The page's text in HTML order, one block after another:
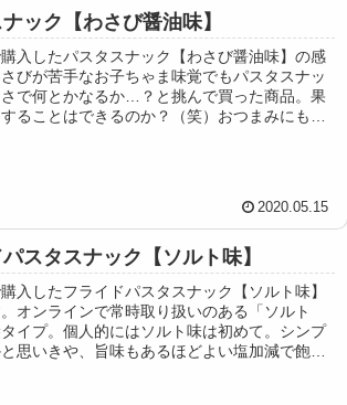
ック【わさび醤油味】
入したパスタスナック【わさび醤油味】の感
びが苦手なお子ちゃま味覚でもパスタスナッ
で何とかなるか…？と挑んで買った商品。果
ることはできるのか？（笑）おつまみにもピ
2020.05.15
スタスナック【ソルト味】
入したフライドパスタスナック【ソルト味】
オンラインで常時取り扱いのある「ソルト
イプ。個人的にはソルト味は初めて。シンプ
思いきや、旨味もあるほどよい塩加減で飽き